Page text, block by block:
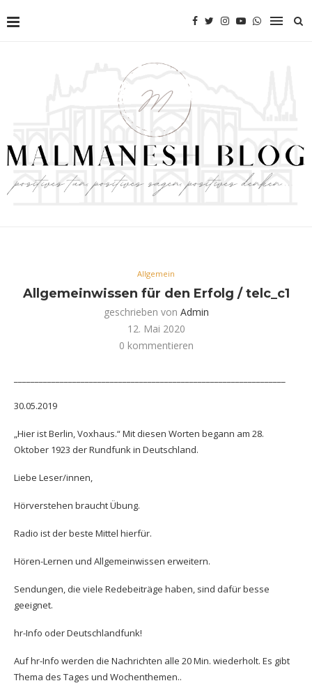
Allgemein
Allgemeinwissen für den Erfolg / telc_c1
geschrieben von Admin
12. Mai 2020
0 kommentieren
30.05.2019
„Hier ist Berlin, Voxhaus.“ Mit diesen Worten begann am 28.
Oktober 1923 der Rundfunk in Deutschland.
Liebe Leser/innen,
Hörverstehen braucht Übung.
Radio ist der beste Mittel hierfür.
Hören-Lernen und Allgemeinwissen erweitern.
Sendungen, die viele Redebeiträge haben, sind dafür besse
geeignet.
hr-Info oder Deutschlandfunk!
Auf hr-Info werden die Nachrichten alle 20 Min. wiederholt. Es gibt
Thema des Tages und Wochenthemen..